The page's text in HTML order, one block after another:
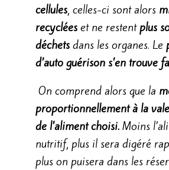
cellules, celles-ci sont alors
recycléeset ne restentplus
déchetsdans les organes. Le
d’auto guérison s’en trouve
On comprend alors que la
proportionnellement à la
de l’aliment choisi.Moins
nutritif, plus il sera digéré
plus on puisera dans les